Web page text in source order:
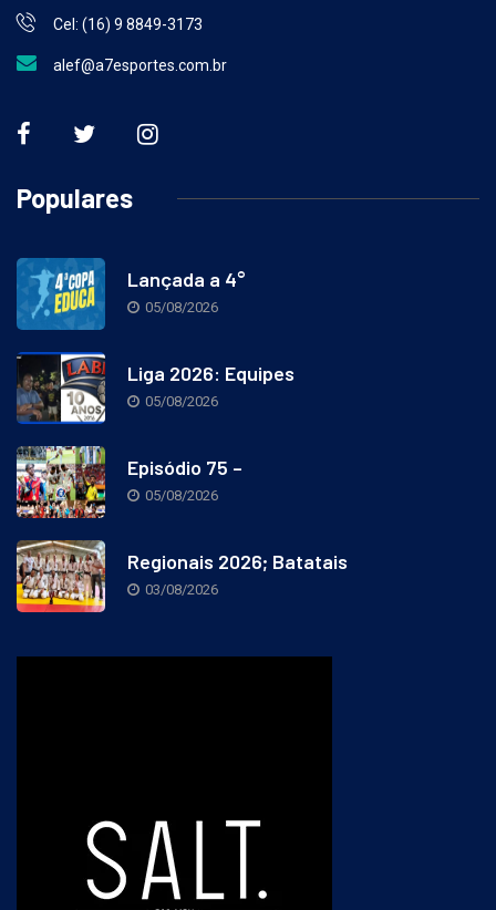
Cel: (16) 9 8849-3173
alef@a7esportes.com.br
Populares
Lançada a 4°
05/08/2026
Liga 2026: Equipes
05/08/2026
Episódio 75 –
05/08/2026
Regionais 2026; Batatais
03/08/2026